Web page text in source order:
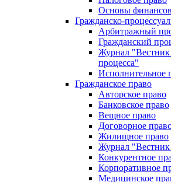
Основы
Гражданско-
Арбитражный
Гражданский
Журнал "Вестник
процесса"
Исполнительное
Гражданское право
Авторское право
Банковское право
Вещное право
Договорное
Жилищное право
Журнал "Вестник
Конкурентное
Корпоративное
Медицинское